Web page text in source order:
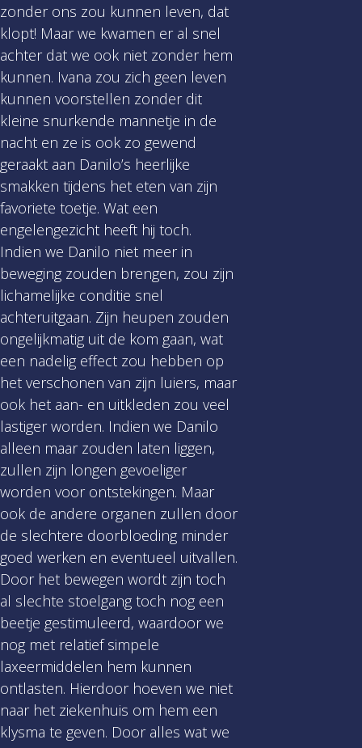
zonder ons zou kunnen leven, dat
klopt! Maar we kwamen er al snel
achter dat we ook niet zonder hem
kunnen. Ivana zou zich geen leven
kunnen voorstellen zonder dit
kleine snurkende mannetje in de
nacht en ze is ook zo gewend
geraakt aan Danilo’s heerlijke
smakken tijdens het eten van zijn
favoriete toetje. Wat een
engelengezicht heeft hij toch.
Indien we Danilo niet meer in
beweging zouden brengen, zou zijn
lichamelijke conditie snel
achteruitgaan. Zijn heupen zouden
ongelijkmatig uit de kom gaan, wat
een nadelig effect zou hebben op
het verschonen van zijn luiers, maar
ook het aan- en uitkleden zou veel
lastiger worden. Indien we Danilo
alleen maar zouden laten liggen,
zullen zijn longen gevoeliger
worden voor ontstekingen. Maar
ook de andere organen zullen door
de slechtere doorbloeding minder
goed werken en eventueel uitvallen.
Door het bewegen wordt zijn toch
al slechte stoelgang toch nog een
beetje gestimuleerd, waardoor we
nog met relatief simpele
laxeermiddelen hem kunnen
ontlasten. Hierdoor hoeven we niet
naar het ziekenhuis om hem een
klysma te geven. Door alles wat we